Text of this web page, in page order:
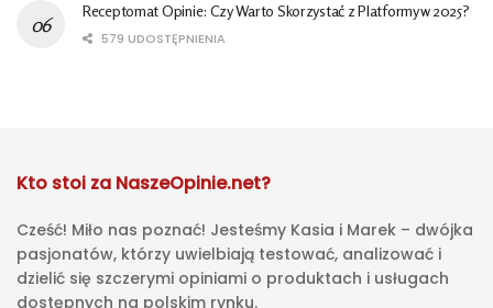
Receptomat Opinie: Czy Warto Skorzystać z Platformy w 2025?
579 UDOSTĘPNIENIA
Kto stoi za NaszeOpinie.net?
Cześć! Miło nas poznać! Jesteśmy Kasia i Marek – dwójka
pasjonatów, którzy uwielbiają testować, analizować i
dzielić się szczerymi opiniami o produktach i usługach
dostępnych na polskim rynku.